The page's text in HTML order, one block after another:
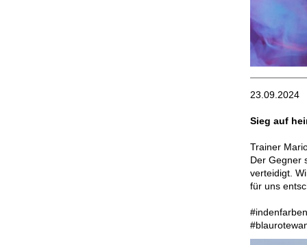
23.09.2024
Sieg auf
Trainer
Der Gegner
verteidigt.
für uns